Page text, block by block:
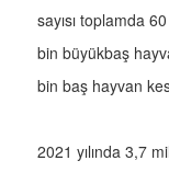
sayısı toplamda
bin büyükbaş
bin baş hayvan
2021 yılında 3,7